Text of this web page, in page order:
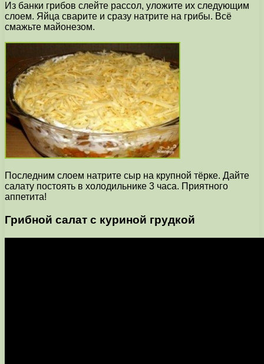
Из банки грибов слейте рассол, уложите их следующим
слоем. Яйца сварите и сразу натрите на грибы. Всё
смажьте майонезом.
Последним слоем натрите сыр на крупной тёрке. Дайте
салату постоять в холодильнике 3 часа. Приятного
аппетита!
Грибной салат с куриной грудкой